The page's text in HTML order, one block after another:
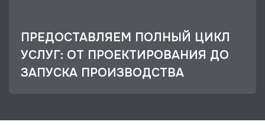
ПРЕДОСТАВЛЯЕМ ПОЛНЫЙ ЦИКЛ
УСЛУГ: ОТ ПРОЕКТИРОВАНИЯ ДО
ЗАПУСКА ПРОИЗВОДСТВА